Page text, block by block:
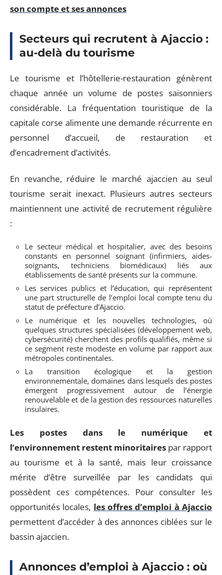
son compte et ses annonces
Secteurs qui recrutent à Ajaccio :
au-delà du tourisme
Le tourisme et l’hôtellerie-restauration génèrent
chaque année un volume de postes saisonniers
considérable. La fréquentation touristique de la
capitale corse alimente une demande récurrente en
personnel d’accueil, de restauration et
d’encadrement d’activités.
En revanche, réduire le marché ajaccien au seul
tourisme serait inexact. Plusieurs autres secteurs
maintiennent une activité de recrutement régulière
:
Le secteur médical et hospitalier, avec des besoins
constants en personnel soignant (infirmiers, aides-
soignants, techniciens biomédicaux) liés aux
établissements de santé présents sur la commune.
Les services publics et l’éducation, qui représentent
une part structurelle de l’emploi local compte tenu du
statut de préfecture d’Ajaccio.
Le numérique et les nouvelles technologies, où
quelques structures spécialisées (développement web,
cybersécurité) cherchent des profils qualifiés, même si
ce segment reste modeste en volume par rapport aux
métropoles continentales.
La transition écologique et la gestion
environnementale, domaines dans lesquels des postes
émergent progressivement autour de l’énergie
renouvelable et de la gestion des ressources naturelles
insulaires.
Les postes dans le numérique et
l’environnement restent minoritaires par rapport
au tourisme et à la santé, mais leur croissance
mérite d’être surveillée par les candidats qui
possèdent ces compétences. Pour consulter les
opportunités locales, les offres d’emploi à Ajaccio
permettent d’accéder à des annonces ciblées sur le
bassin ajaccien.
Annonces d’emploi à Ajaccio : où